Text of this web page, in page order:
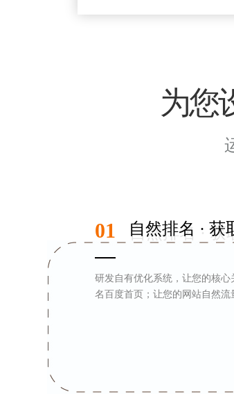
为您
01 自然排名 · 获
研发自有优化系统，让您的核心
名百度首页；让您的网站自然流